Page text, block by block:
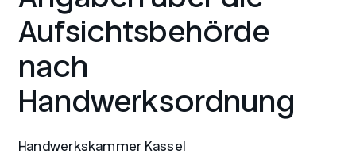
Aufsichtsbehörde
nach
Handwerksordnung
Handwerkskammer Kassel